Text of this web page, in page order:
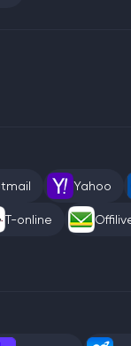
Yahoo
T-online